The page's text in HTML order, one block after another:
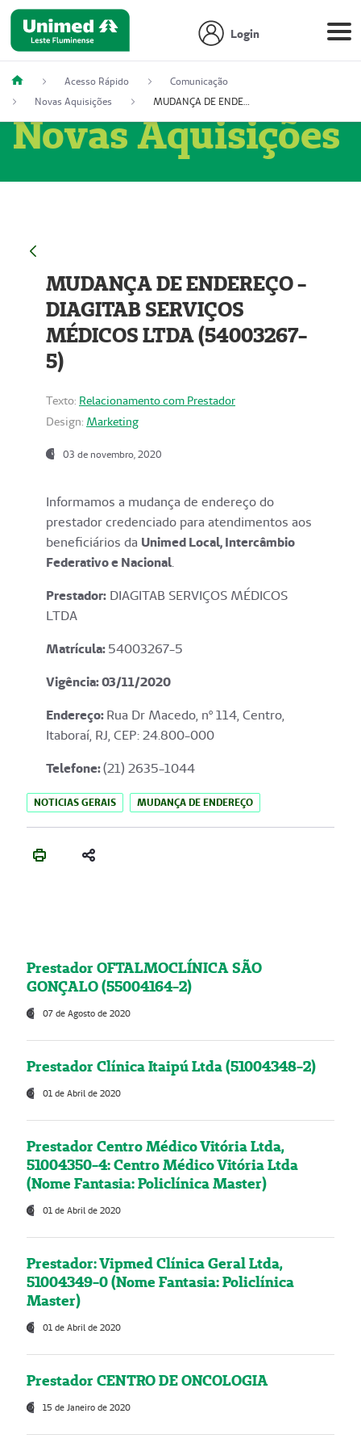
Login
Acesso Rápido
Comunicação
Novas Aquisições
MUDANÇA DE ENDEREÇO - DIAGITAB SERVIÇOS MÉDICOS LTDA (54003267-5)
Novas Aquisições
MUDANÇA DE ENDEREÇO -
DIAGITAB SERVIÇOS
MÉDICOS LTDA (54003267-
5)
Texto: Relacionamento com Prestador
Design: Marketing
03 de novembro, 2020
Informamos a mudança de endereço do
prestador credenciado para atendimentos aos
beneficiários da Unimed Local, Intercâmbio
Federativo e Nacional.
Prestador: DIAGITAB SERVIÇOS MÉDICOS
LTDA
Matrícula:54003267-5
Vigência: 03/11/2020
Endereço:Rua Dr Macedo, nº 114, Centro,
Itaboraí, RJ, CEP: 24.800-000
Telefone:(21) 2635-1044
NOTICIAS GERAIS MUDANÇA DE ENDEREÇO
Prestador OFTALMOCLÍNICA SÃO
GONÇALO (55004164-2)
07 de Agosto de 2020
Prestador Clínica Itaipú Ltda (51004348-2)
01 de Abril de 2020
Prestador Centro Médico Vitória Ltda,
51004350-4: Centro Médico Vitória Ltda
(Nome Fantasia: Policlínica Master)
01 de Abril de 2020
Prestador: Vipmed Clínica Geral Ltda,
51004349-0 (Nome Fantasia: Policlínica
Master)
01 de Abril de 2020
Prestador CENTRO DE ONCOLOGIA
15 de Janeiro de 2020